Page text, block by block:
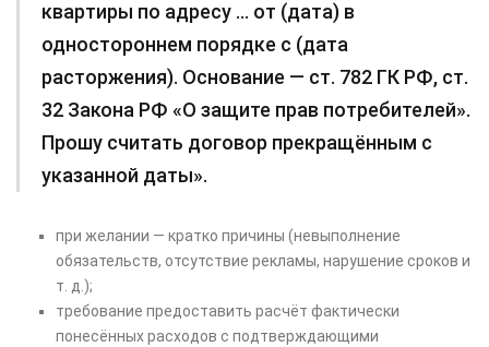
квартиры по адресу … от (дата) в
одностороннем порядке с (дата
расторжения). Основание — ст. 782 ГК РФ, ст.
32 Закона РФ «О защите прав потребителей».
Прошу считать договор прекращённым с
указанной даты».
при желании — кратко причины (невыполнение
обязательств, отсутствие рекламы, нарушение сроков и
т. д.);
требование предоставить расчёт фактически
понесённых расходов с подтверждающими